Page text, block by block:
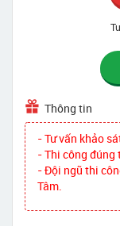
Thông tin
- Tư vấn khảo
- Thi công đúng
- Đội ngũ thi
Tâm.